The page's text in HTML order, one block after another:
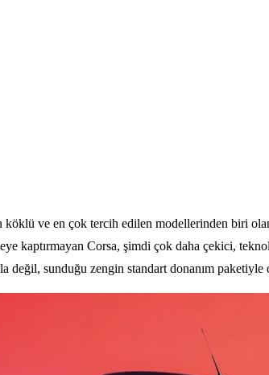
köklü ve en çok tercih edilen modellerinden biri
kaptırmayan Corsa, şimdi çok daha çekici,
değil, sunduğu zengin standart donanım